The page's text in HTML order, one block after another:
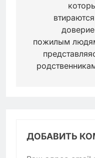
пожилым
ДОБАВИТЬ